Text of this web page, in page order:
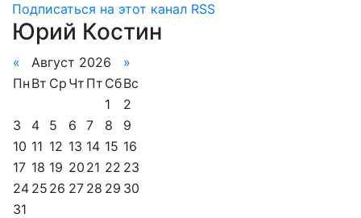
Подписаться на этот канал RSS
Юрий Костин
« Август 2026
»
Пн Вт Ср Чт Пт СбВс
1
2
3
4 5 6 7 8
9
10 11 12 13 14 15 16
17 18 19 20 21 22 23
24 25 26 27 28 29 30
31